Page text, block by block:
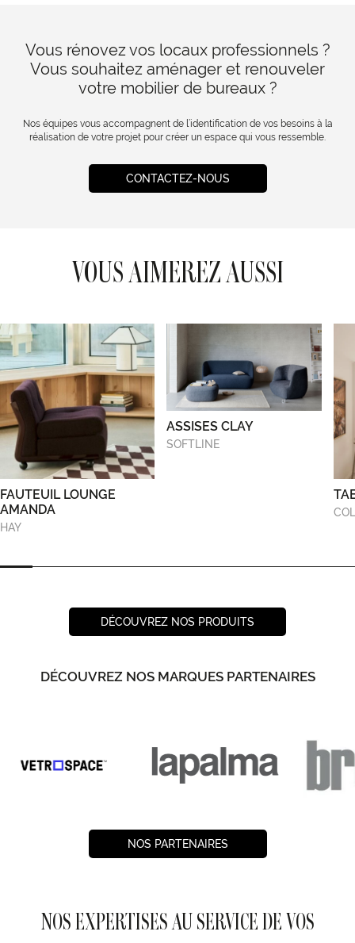
Vous rénovez vos locaux professionnels ?
Vous souhaitez aménager et renouveler
votre mobilier de bureaux ?
Nos équipes vous accompagnent de l’identification de vos besoins à la
réalisation de votre projet pour créer un espace qui vous ressemble.
CONTACTEZ-NOUS
VOUS AIMEREZ AUSSI
FAUTEUIL LOUNGE
AMANDA
HAY
ASSISES CLAY
SOFTLINE
DÉCOUVREZ NOS PRODUITS
DÉCOUVREZ NOS MARQUES PARTENAIRES
NOS PARTENAIRES
NOS EXPERTISES AU SERVICE DE VOS